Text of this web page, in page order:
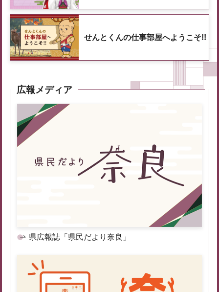
せんとくんの仕事部屋へようこそ!!
広報メディア
県広報誌「県民だより奈良」